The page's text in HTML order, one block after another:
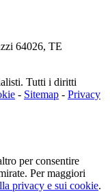
64026, TE
Tutti i diritti
- Sitemap - Privacy
per consentire
Per maggiori
privacy e sui cookie.